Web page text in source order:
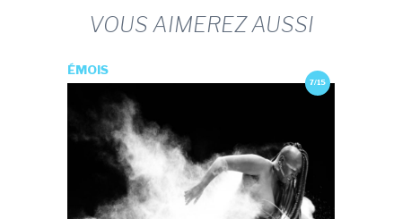
VOUS AIMEREZ AUSSI
7/15
ÉMOIS